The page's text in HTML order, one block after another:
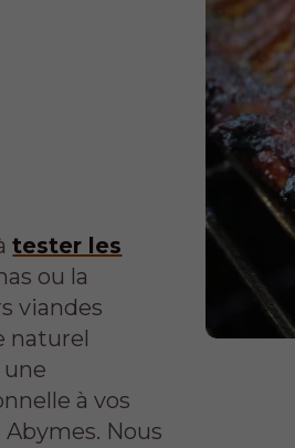
tester les
ou la
viandes
naturel
à vos
Nous